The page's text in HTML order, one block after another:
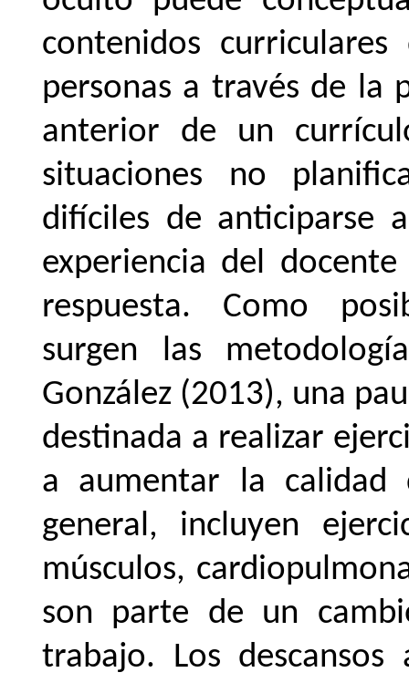
contenidos
personas a través de la
anterior de un
situaciones no
difíciles de anticiparse
experiencia del
respuesta. Como
surgen las
González (2013), una
destinada a realizar
a aumentar la calidad
general, incluyen
músculos,
son parte de un
trabajo.
Los descansos